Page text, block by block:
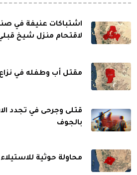
اشتباكات عنيفة في
لاقتحام منزل شيخ
مقتل أب وطفله في
قتلى وجرحى في تجدد
بالجوف
محاولة حوثية